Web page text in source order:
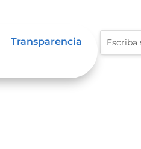
Transparencia